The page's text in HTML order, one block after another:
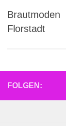
Brautmoden
Florstadt
FOLGEN: